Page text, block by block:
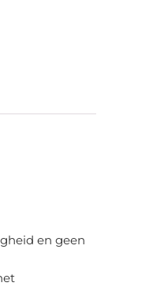
en geen